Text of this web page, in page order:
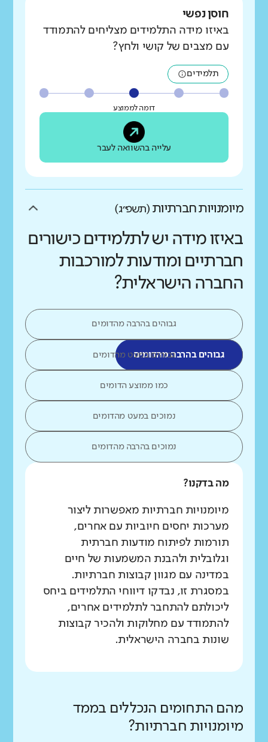
חוסן נפשי
באיזו מידה התלמידים מצליחים להתמודד
עם מצבים של קושי ולחץ?
תלמידים
דומה לממוצע
עלייה בהשוואה לעבר
מיומנויות חברתיות (תשפ״ג)
באיזו מידה יש לתלמידים כישורים
חברתיים ומודעות למורכבות
החברה הישראלית?
גבוהים בהרבה מהדומים
גבוהים בהרבה מהדומיםגבוהים במעט מהדומים
כמו ממוצע הדומים
נמוכים במעט מהדומים
נמוכים בהרבה מהדומים
מה בדקנו?
מיומנויות חברתיות מאפשרות ליצור
מערכות יחסים חיוביות עם אחרים,
תורמות לפיתוח מודעות חברתית
וגלובלית ולהבנת המשמעות של חיים
במדינה עם מגוון קבוצות חברתיות.
במסגרת זו, נבדקו דיווחי התלמידים ביחס
ליכולתם להתחבר לתלמידים אחרים,
להתמודד עם מחלוקות ולהכיר קבוצות
שונות בחברה הישראלית.
מהם התחומים הנכללים בממד
מיומנויות חברתיות?